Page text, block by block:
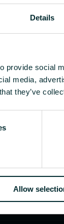
Details
provide social
media,
they’ve
Allow